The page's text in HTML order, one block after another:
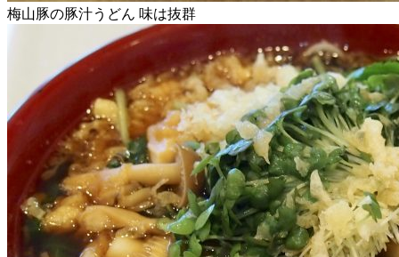
梅山豚の豚汁うどん 味は抜群